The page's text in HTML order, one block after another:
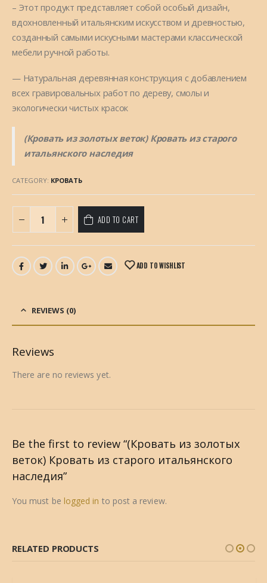
– Этот продукт представляет собой особый дизайн,
вдохновленный итальянским искусством и древностью,
созданный самыми искусными мастерами классической
мебели ручной работы.
— Натуральная деревянная конструкция с добавлением
всех гравировальных работ по дереву, смолы и
экологически чистых красок
(Кровать из золотых веток) Кровать из старого
итальянского наследия
CATEGORY: КРОВАТЬ
ADD TO CART
ADD TO WISHLIST
REVIEWS (0)
Reviews
There are no reviews yet.
Be the first to review “(Кровать из золотых
веток) Кровать из старого итальянского
наследия”
You must be logged in to post a review.
RELATED PRODUCTS